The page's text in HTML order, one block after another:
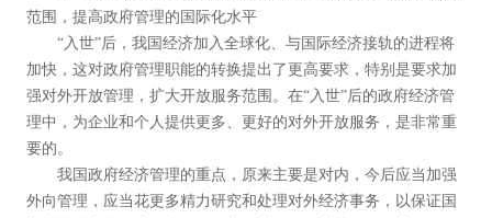
范围，提高政府管理的国际化水平
“入世”后，我国经济加入全球化、与国际经济接轨的进程将
加快，这对政府管理职能的转换提出了更高要求，特别是要求加
强对外开放管理，扩大开放服务范围。在“入世”后的政府经济管
理中，为企业和个人提供更多、更好的对外开放服务，是非常重
要的。
我国政府经济管理的重点，原来主要是对内，今后应当加强
外向管理，应当花更多精力研究和处理对外经济事务，以保证国